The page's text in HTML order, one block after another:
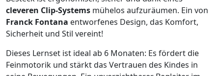
cleveren Clip-Systems mühelos aufzuräumen. Ein von
Franck Fontana entworfenes Design, das Komfort,
Sicherheit und Stil vereint!
Dieses Lernset ist ideal ab 6 Monaten: Es fördert die
Feinmotorik und stärkt das Vertrauen des Kindes in